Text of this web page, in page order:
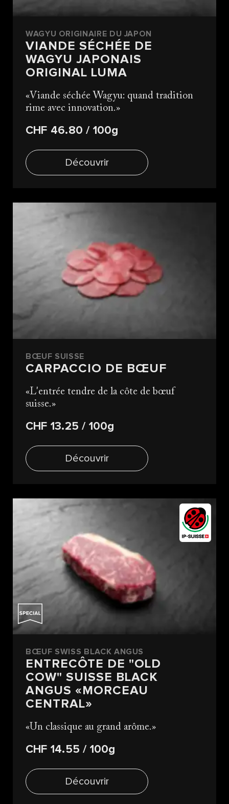
WAGYU ORIGINAIRE DU JAPON
VIANDE SÉCHÉE DE
WAGYU JAPONAIS
ORIGINAL LUMA
Viande séchée Wagyu: quand tradition
rime avec innovation.
CHF 46.80/ 100g
Découvrir
BŒUF SUISSE
CARPACCIO DE BŒUF
L'entrée tendre de la côte de bœuf
suisse.
CHF 13.25/ 100g
Découvrir
BŒUF SWISS BLACK ANGUS
ENTRECÔTE DE "OLD
COW" SUISSE BLACK
ANGUS «MORCEAU
CENTRAL»
Un classique au grand arôme.
CHF 14.55/ 100g
Découvrir